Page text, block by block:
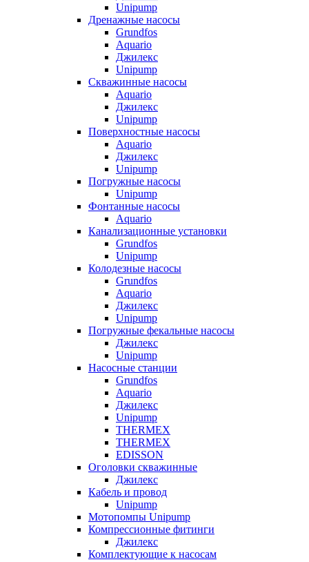
Unipump
Дренажные насосы
Grundfos
Aquario
Джилекс
Unipump
Скважинные насосы
Aquario
Джилекс
Unipump
Поверхностные насосы
Aquario
Джилекс
Unipump
Погружные насосы
Unipump
Фонтанные насосы
Aquario
Канализационные установки
Grundfos
Unipump
Колодезные насосы
Grundfos
Aquario
Джилекс
Unipump
Погружные фекальные насосы
Джилекс
Unipump
Насосные станции
Grundfos
Aquario
Джилекс
Unipump
THERMEX
THERMEX
EDISSON
Оголовки скважинные
Джилекс
Кабель и провод
Unipump
Мотопомпы Unipump
Компрессионные фитинги
Джилекс
Комплектующие к насосам